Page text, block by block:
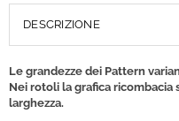
DESCRIZIONE
Le grandezze dei Pattern
Nei rotoli la grafica ricombacia
larghezza.